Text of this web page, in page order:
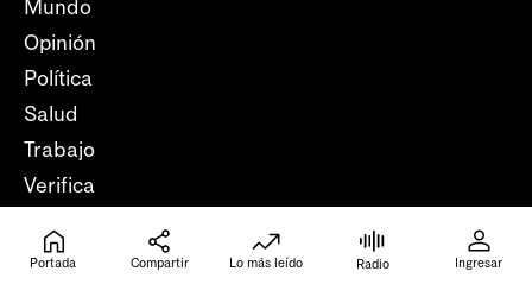
Mundo
Opinión
Política
Salud
Trabajo
Verifica
Portada Compartir Lo más leído Radio Ingresar